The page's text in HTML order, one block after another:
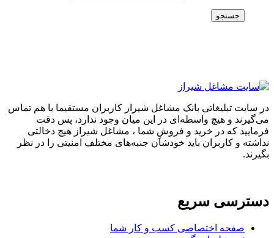
جستجو
در سایت تبلیغاتی بانک مشاغل شیراز کاربران مستقیما با هم تماس
می‌گیرند و هیچ واسطه‌ای در این میان وجود ندارد، پس دقت
فرمایید که در خرید و فروشِ شما ، مشاغل شیراز هیچ دخالتی
نداشته و کاربران باید خودشان جنبه‌های مختلف امنیتی را در نظر
بگیرند.
دسترسی سریع
صفحه اختصاصی کسب و کار شما